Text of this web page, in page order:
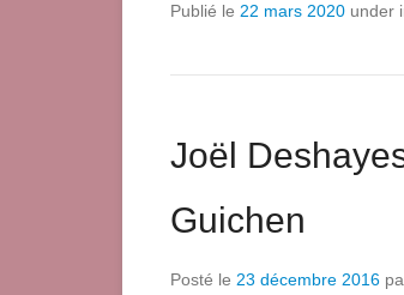
Publié le 22 mars 2020 under
Joël
Guichen
Posté le 23 décembre 2016